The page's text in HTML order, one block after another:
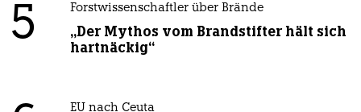
5 Forstwissenschaftler über Brände
„Der Mythos vom Brandstifter hält sich
hartnäckig“
EU nach Ceuta